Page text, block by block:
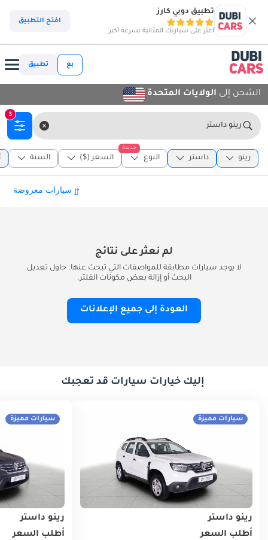
تطبيق دوبي كارز
اعثر على سيارتك المثالية بسرعة أكبر
افتح التطبيق
بع تطبيق
الشحن إلى الولايات المتحدة
رينو داستر
3
رينو داستر
جديدة
النوع السعر ($) السنة
لم نعثر على نتائج
لا يوجد سيارات مطابقة للمواصفات التي تبحث عنها. حاول تعديل
البحث أو إزالة بعض مكونات الفلتر.
العودة إلى جميع الإعلانات
إليك خيارات سيارات قد تعجبك
سيارات مميزة
رينو داستر
أطلب السعر
سيارات مميزة
رينو داستر
أطلب السعر